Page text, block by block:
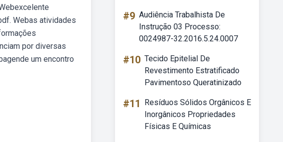
Webas atividades
por diversas
um encontro
#9 Audiência Trabalhista De
Instrução 03 Processo:
0024987-32.2016.5.24.0007
#10 Tecido Epitelial De
Revestimento Estratificado
Pavimentoso Queratinizado
#11
Resíduos Sólidos Orgânicos E
Inorgânicos Propriedades
Físicas E Químicas